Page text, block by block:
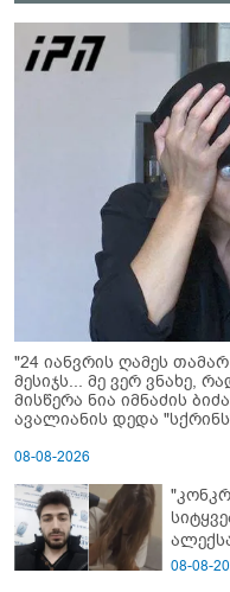
"24 იანვრის ღამეს
მესიჯს... მე ვერ ვნახე,
მისწერა ნია იმნაძის
ავალიანის დედა
08-08-2026
08-08-